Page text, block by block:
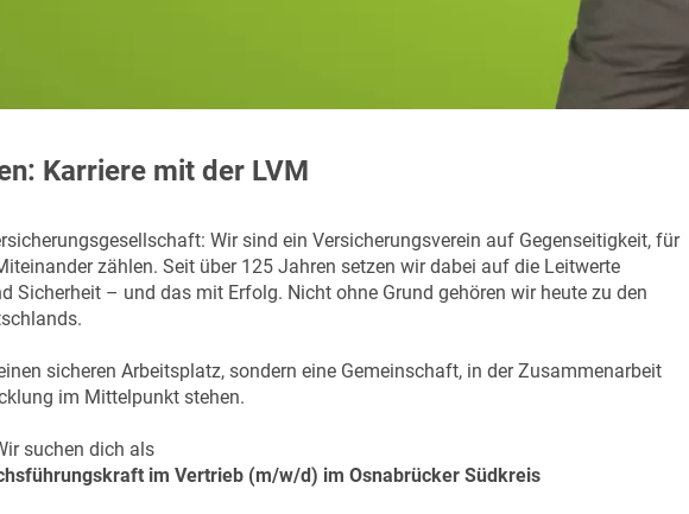
Karriere mit der LVM
Wir sind ein Versicherungsverein auf Gegenseitigkeit, für
zählen. Seit über 125 Jahren setzen wir dabei auf die Leitwerte
Sicherheit – und das mit Erfolg. Nicht ohne Grund gehören wir heute zu den
sicheren Arbeitsplatz, sondern eine Gemeinschaft, in der Zusammenarbeit
im Mittelpunkt stehen.
suchen dich als
im Vertrieb (m/w/d) im Osnabrücker Südkreis